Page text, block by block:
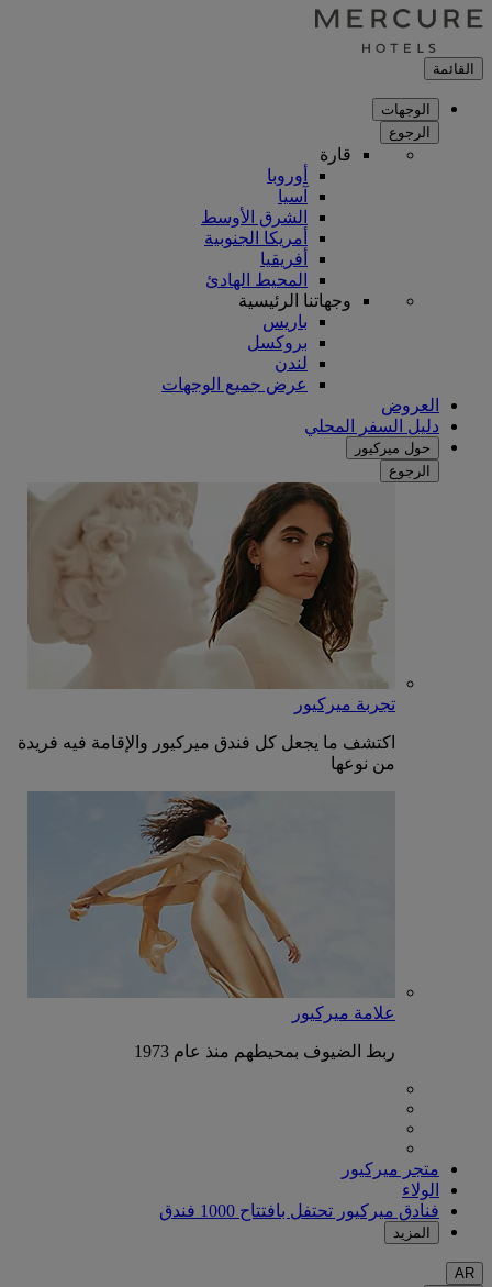
القائمة
الوجهات
الرجوع
قارة
أوروبا
آسيا
الشرق الأوسط
أمريكا الجنوبية
أفريقيا
المحيط الهادئ
وجهاتنا الرئيسية
باريس
بروكسل
لندن
عرض جميع الوجهات
العروض
دليل السفر المحلي
حول ميركيور
الرجوع
تجربة ميركيور
اكتشف ما يجعل كل فندق ميركيور والإقامة فيه فريدة
من نوعها
علامة ميركيور
ربط الضيوف بمحيطهم منذ عام 1973
متجر ميركيور
الولاء
فنادق ميركيور تحتفل بافتتاح 1000 فندق
المزيد
AR